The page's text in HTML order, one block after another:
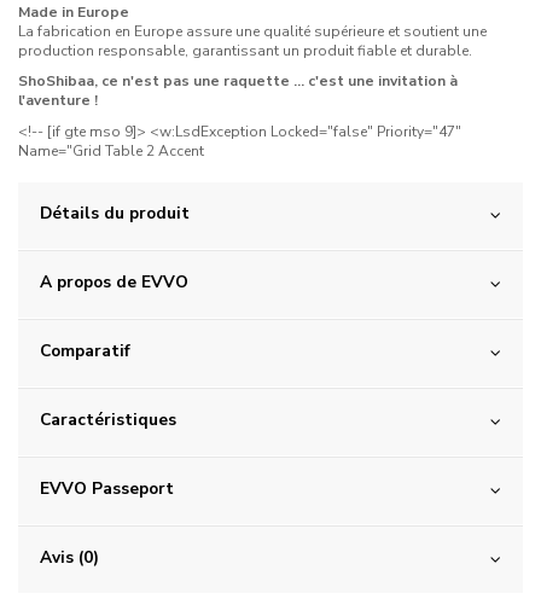
Made in Europe
La fabrication en Europe assure une qualité supérieure et soutient une
production responsable, garantissant un produit fiable et durable.
ShoShibaa, ce n'est pas une raquette ... c'est une invitation à
l'aventure !
<!-- [if gte mso 9]> <w:LsdException Locked="false" Priority="47"
Name="Grid Table 2 Accent
Détails du produit
A propos de EVVO
Comparatif
Caractéristiques
EVVO Passeport
Avis (0)